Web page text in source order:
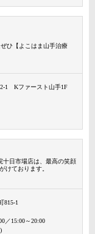
ひ【よこはま山手治療
1 Kファースト山手1F
十日市場店は、最高の笑顔
けております。
815-1
／15:00～20:00